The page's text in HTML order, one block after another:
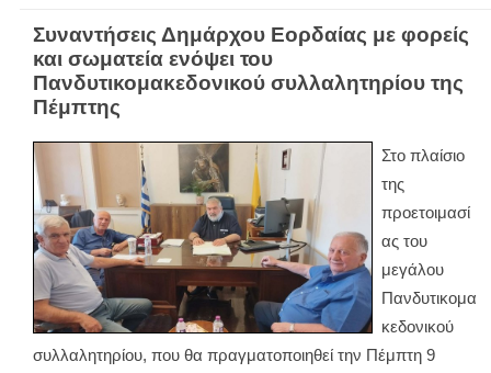
Συναντήσεις Δημάρχου Εορδαίας με φορείς
και σωματεία ενόψει του
Πανδυτικομακεδονικού συλλαλητηρίου της
Πέμπτης
Στο πλαίσιο
της
προετοιμασί
ας του
μεγάλου
Πανδυτικομα
κεδονικού
συλλαλητηρίου, που θα πραγματοποιηθεί την Πέμπτη 9